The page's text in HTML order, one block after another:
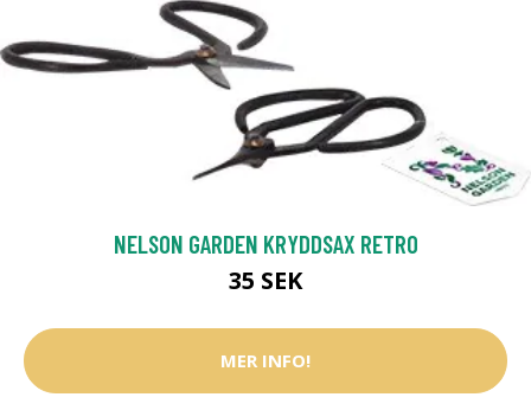
NELSON GARDEN KRYDDSAX RETRO
35 SEK
MER INFO!